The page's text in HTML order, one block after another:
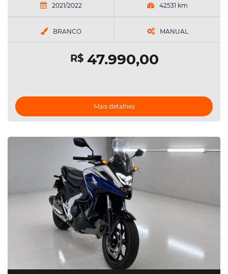
2021/2022 42531 km
BRANCO MANUAL
R$47.990,00
Mais detalhes